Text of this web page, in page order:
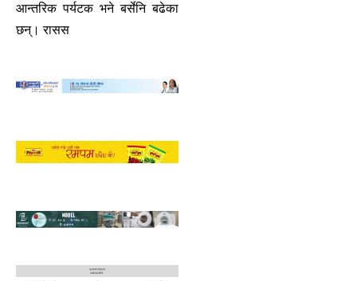
आन्तरिक पर्यटक भने बर्सेनि बढेका
छन्। रासस